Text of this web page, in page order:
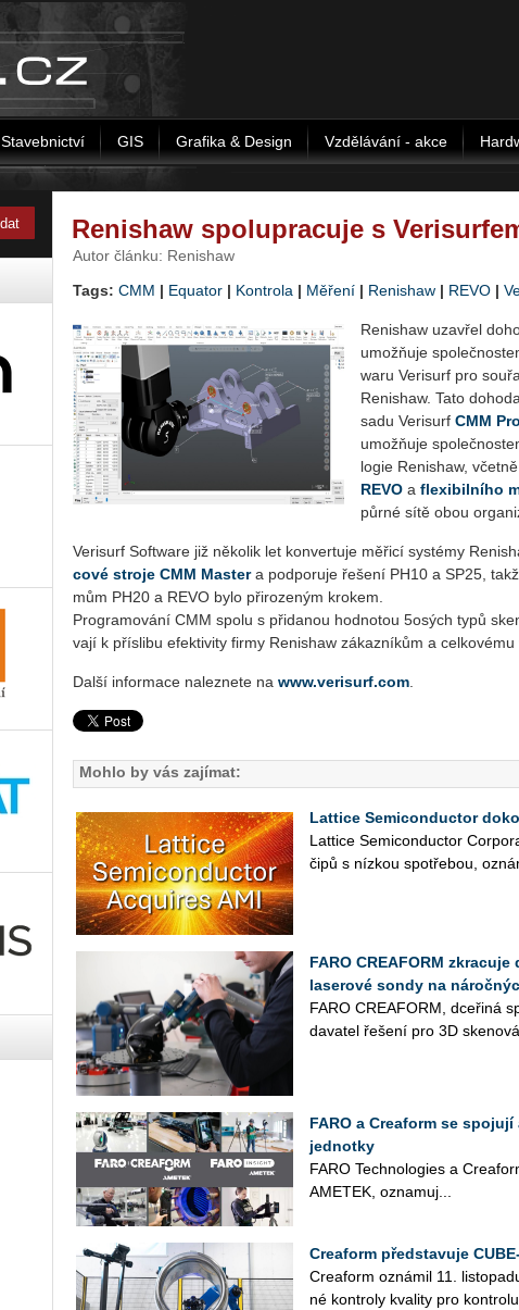
Stavebnictví GIS Grafika & Design Vzdělávání - akce
Renishaw spolupracuje s
Autor článku: Renishaw
Tags: CMM | Equator | Kontrola | Měření | Renishaw | REVO |
Re­nishaw uza­vřel
umožňuje
wa­ru Ve­ri­surf pro
Re­nishaw. Tato
sadu Ve­ri­surf CMM
umožňuje
lo­gie Re­nishaw, včet­ně
REVO a fle­xi­bil­ní­ho
půr­né sítě obou
Ve­ri­surf Soft­ware již ně­ko­lik let kon­ver­tu­je mě­ři­cí sys­témy
co­vé stro­je CMM Mas­tera pod­po­ru­je ře­še­ní PH10 a SP25,
mům PH20 a REVO bylo při­ro­ze­ným kro­kem.
Pro­gra­mo­vá­ní CMM spolu s při­da­nou hod­no­tou 5osých typů
va­jí k pří­sli­bu efek­ti­vi­ty firmy Re­nishaw zá­kaz­ní­kům a cel­ko­vé­mu
Další informace naleznete na www.verisurf.com
Mohlo by vás zajímat:
Lattice Semiconductor
Lat­ti­ce Se­mi­con­duc­tor
čipů s níz­kou spo­tře­bou,
FARO CREAFORM
laserové sondy na
FARO CRE­A­FORM, dce­ři­ná
da­va­tel ře­še­ní pro 3D
FARO a Creaform se
jednotky
FARO Tech­no­lo­gies a
AME­TEK, ozna­mu­j...
Creaform představuje
Cre­a­form ozná­mil 11.
né kon­t­ro­ly kva­li­ty pro kon­t­ro­lu